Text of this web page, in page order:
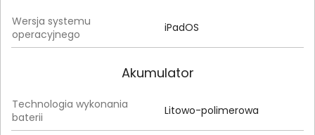
Wersja systemu
operacyjnego
iPadOS
Akumulator
Technologia wykonania
baterii
Litowo-polimerowa